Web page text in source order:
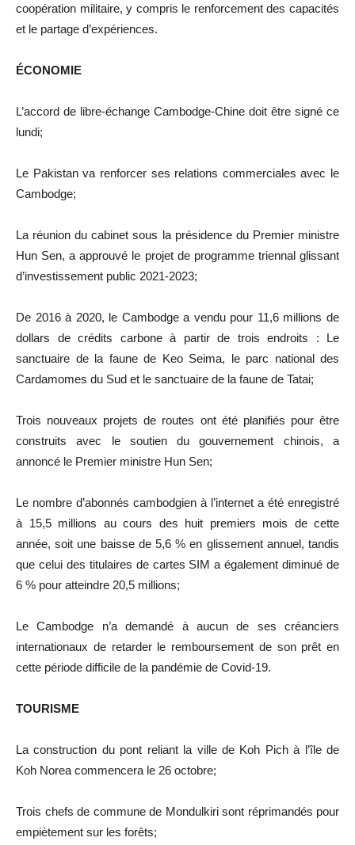
coopération militaire, y compris le renforcement des capacités
et le partage d’expériences.
ÉCONOMIE
L’accord de libre-échange Cambodge-Chine doit être signé ce
lundi;
Le Pakistan va renforcer ses relations commerciales avec le
Cambodge;
La réunion du cabinet sous la présidence du Premier ministre
Hun Sen, a approuvé le projet de programme triennal glissant
d’investissement public 2021-2023;
De 2016 à 2020, le Cambodge a vendu pour 11,6 millions de
dollars de crédits carbone à partir de trois endroits : Le
sanctuaire de la faune de Keo Seima, le parc national des
Cardamomes du Sud et le sanctuaire de la faune de Tatai;
Trois nouveaux projets de routes ont été planifiés pour être
construits avec le soutien du gouvernement chinois, a
annoncé le Premier ministre Hun Sen;
Le nombre d’abonnés cambodgien à l’internet a été enregistré
à 15,5 millions au cours des huit premiers mois de cette
année, soit une baisse de 5,6 % en glissement annuel, tandis
que celui des titulaires de cartes SIM a également diminué de
6 % pour atteindre 20,5 millions;
Le Cambodge n’a demandé à aucun de ses créanciers
internationaux de retarder le remboursement de son prêt en
cette période difficile de la pandémie de Covid-19.
TOURISME
La construction du pont reliant la ville de Koh Pich à l’île de
Koh Norea commencera le 26 octobre;
Trois chefs de commune de Mondulkiri sont réprimandés pour
empiètement sur les forêts;